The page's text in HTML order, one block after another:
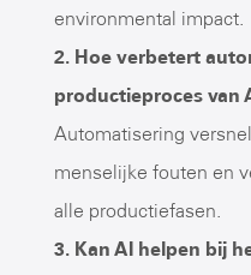
environmental impact.
2. Hoe verbetert
productieproces van
Automatisering
menselijke fouten en
alle productiefasen.
3. Kan AI helpen bij